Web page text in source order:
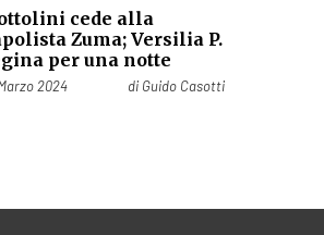
cede alla
Zuma; Versilia P.
per una notte
il
2024 di Guido Casotti